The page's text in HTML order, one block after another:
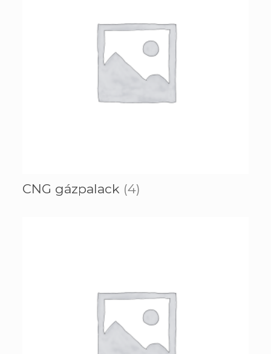
CNG gázpalack (4)